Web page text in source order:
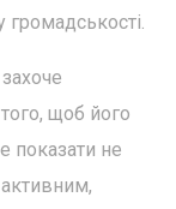
щоб його
показати не